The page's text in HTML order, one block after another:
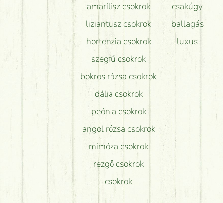
amarílisz csokrok
liziantusz csokrok
hortenzia csokrok
szegfű csokrok
bokros rózsa csokrok
dália csokrok
peónia csokrok
angol rózsa csokrok
mimóza csokrok
rezgő csokrok
csokrok
csakúgy
ballagás
luxus